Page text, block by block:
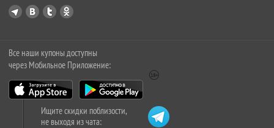
Все наши купоны доступны
через Мобильное Приложение:
Ищите скидки поблизости,
не выходя из чата: